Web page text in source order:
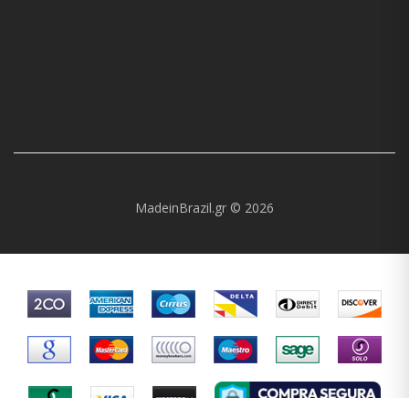
MadeinBrazil.gr © 2026